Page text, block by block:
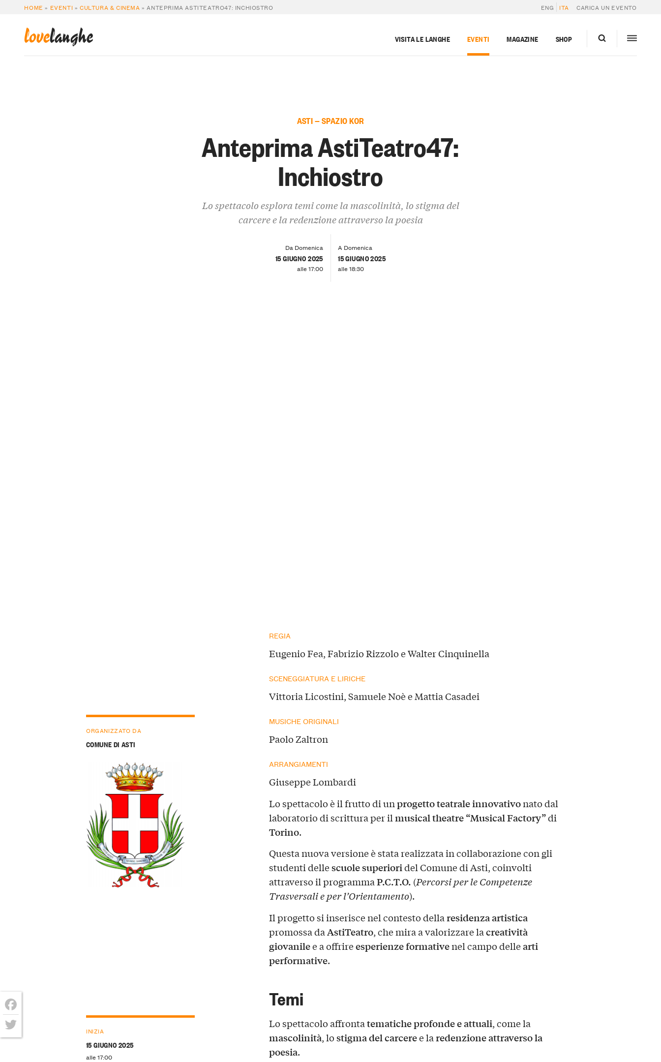
HOME » EVENTI »CULTURA & CINEMA »ANTEPRIMA ASTITEATRO47: INCHIOSTRO ENG ITA CARICA UN EVENTO
lovelanghe VISITA LE LANGHE EVENTI MAGAZINE SHOP
ASTI — SPAZIO KOR
Anteprima AstiTeatro47:
Inchiostro
Lo spettacolo esplora temi come la mascolinità, lo stigma del
carcere e la redenzione attraverso la poesia
Da Domenica
15 GIUGNO 2025
alle 17:00
A Domenica
15 GIUGNO 2025
alle 18:30
REGIA
Eugenio Fea, Fabrizio Rizzolo e Walter Cinquinella
SCENEGGIATURA E LIRICHE
Vittoria Licostini, Samuele Noè e Mattia Casadei
MUSICHE ORIGINALI
Paolo Zaltron
ARRANGIAMENTI
Giuseppe Lombardi
Lo spettacolo è il frutto di unprogetto teatrale innovativonato dal
laboratorio di scrittura per ilmusical theatre “Musical Factory”di
Torino.
Questa nuova versione è stata realizzata in collaborazione con gli
studenti dellescuole superioridel Comune di Asti, coinvolti
attraverso il programmaP.C.T.O. (Percorsi per le Competenze
Trasversali e per l’Orientamento).
Il progetto si inserisce nel contesto dellaresidenza artistica
promossa daAstiTeatro, che mira a valorizzare lacreatività
giovanilee a offrireesperienze formativenel campo dellearti
performative.
Temi
Lo spettacolo affrontatematiche profonde e attuali, come la
mascolinità, lostigma del carceree laredenzione attraverso la
poesia.
ORGANIZZATO DA
COMUNE DI ASTI
INIZIA
15 GIUGNO 2025
alle 17:00
Facebook
Twitter